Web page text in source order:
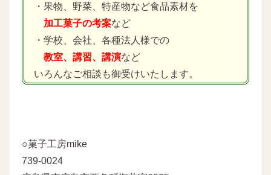
・果物、野菜、特産物など食品素材を
加工菓子の考案など
・学校、会社、各種法人様での
教室、講習、講演など
いろんなご相談も御受けいたします。
○菓子工房mike
739-0024